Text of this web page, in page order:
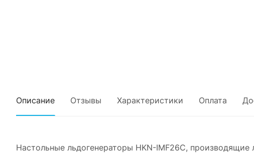
Описание Отзывы Характеристики Оплата
Настольные льдогенераторы HKN-IMF26C,